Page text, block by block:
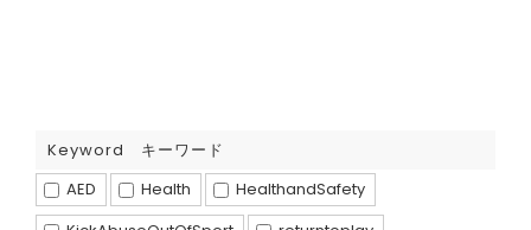
Keyword キーワード
AED
Health
HealthandSafety